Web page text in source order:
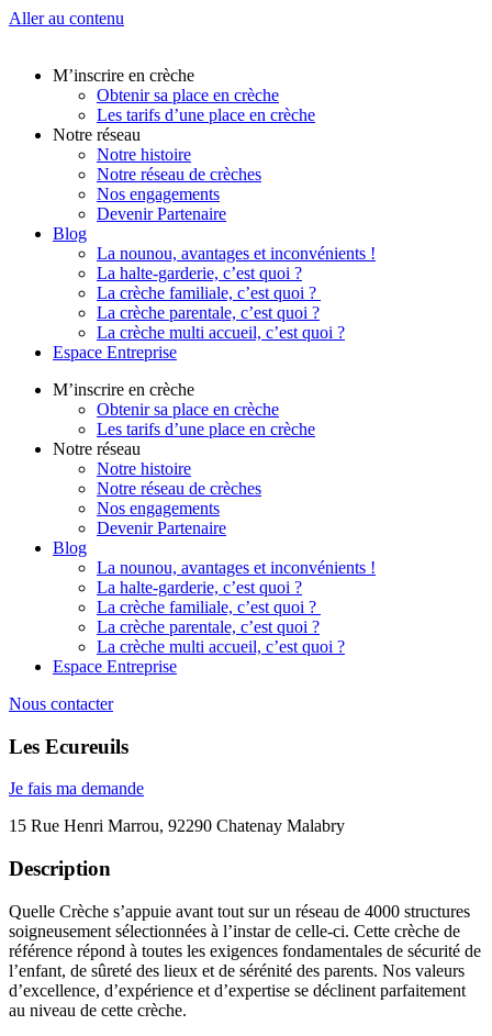
Aller au contenu
M’inscrire en crèche
Obtenir sa place en crèche
Les tarifs d’une place en crèche
Notre réseau
Notre histoire
Notre réseau de crèches
Nos engagements
Devenir Partenaire
Blog
La nounou, avantages et inconvénients !
La halte-garderie, c’est quoi ?
La crèche familiale, c’est quoi ?
La crèche parentale, c’est quoi ?
La crèche multi accueil, c’est quoi ?
Espace Entreprise
M’inscrire en crèche
Obtenir sa place en crèche
Les tarifs d’une place en crèche
Notre réseau
Notre histoire
Notre réseau de crèches
Nos engagements
Devenir Partenaire
Blog
La nounou, avantages et inconvénients !
La halte-garderie, c’est quoi ?
La crèche familiale, c’est quoi ?
La crèche parentale, c’est quoi ?
La crèche multi accueil, c’est quoi ?
Espace Entreprise
Nous contacter
Les Ecureuils
Je fais ma demande
15 Rue Henri Marrou, 92290 Chatenay Malabry
Description
Quelle Crèche s’appuie avant tout sur un réseau de 4000 structures
soigneusement sélectionnées à l’instar de celle-ci. Cette crèche de
référence répond à toutes les exigences fondamentales de sécurité de
l’enfant, de sûreté des lieux et de sérénité des parents. Nos valeurs
d’excellence, d’expérience et d’expertise se déclinent parfaitement
au niveau de cette crèche.